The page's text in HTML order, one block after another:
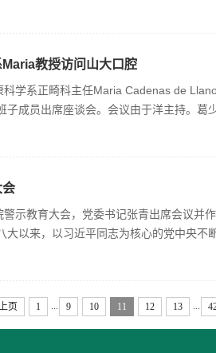
教授访问山大口腔
学系正畸科主任Maria Cadenas de
成员出席座谈会。会议由于洋主持。葛
会
示教育大会，党委书记张青出席会议并
以来，以习近平同志为核心的党中央不
页 1 9 10 11 12 13